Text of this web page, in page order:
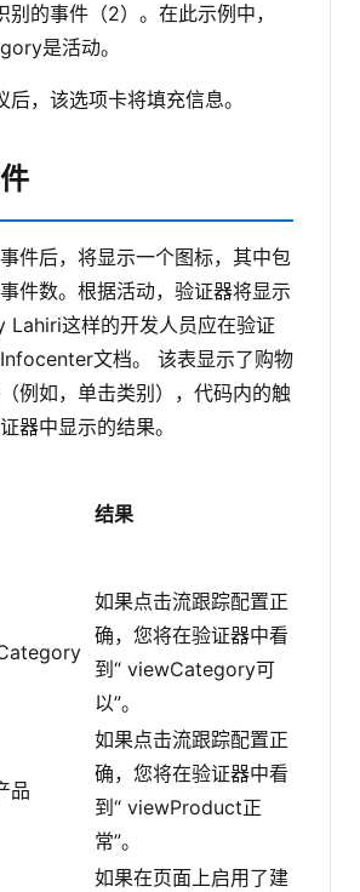
别的事件（2）。在此示例中，
是活动。
，该选项卡将填充信息。
件后，将显示一个图标，其中包
件数。根据活动，验证器将显示
Lahiri这样的开发人员应在验证
文档。
该表显示了购物
例如，单击类别），代码内的触
器中显示的结果。
结果
如果点击流跟踪配置正
确，您将在验证器中看
到“ viewCategory可
以”。
品
如果点击流跟踪配置正
确，您将在验证器中看
到“ viewProduct正
常”。
如果在页面上启用了建